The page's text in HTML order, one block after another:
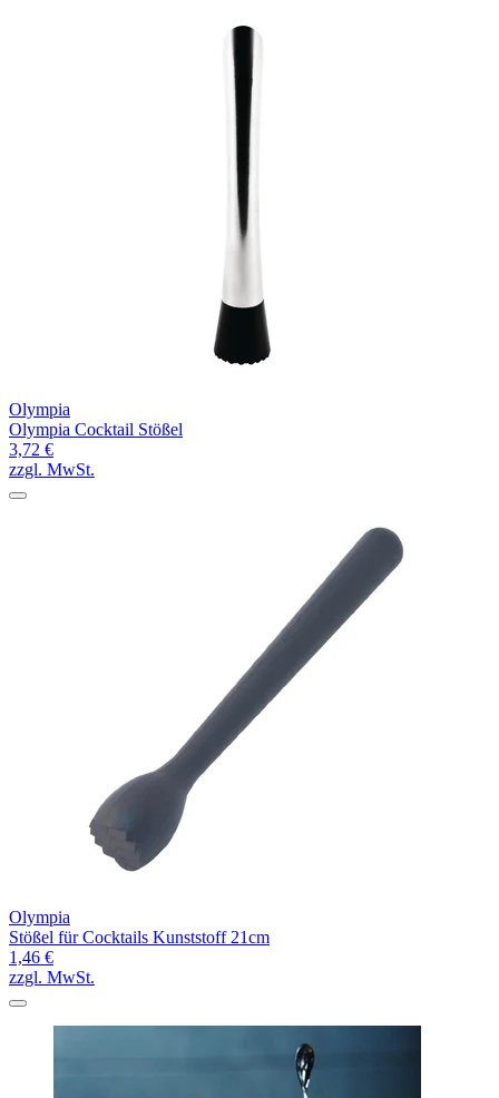
Olympia
Olympia Cocktail Stößel
3,72 €
zzgl. MwSt.
Olympia
Stößel für Cocktails Kunststoff 21cm
1,46 €
zzgl. MwSt.